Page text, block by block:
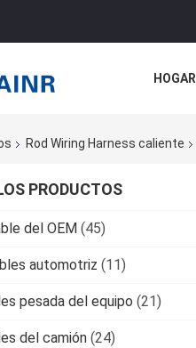
HOGAR
Rod Wiring Harness caliente
PRODUCTOS
del OEM (45)
automotriz (11)
pesada del equipo (21)
del camión (24)